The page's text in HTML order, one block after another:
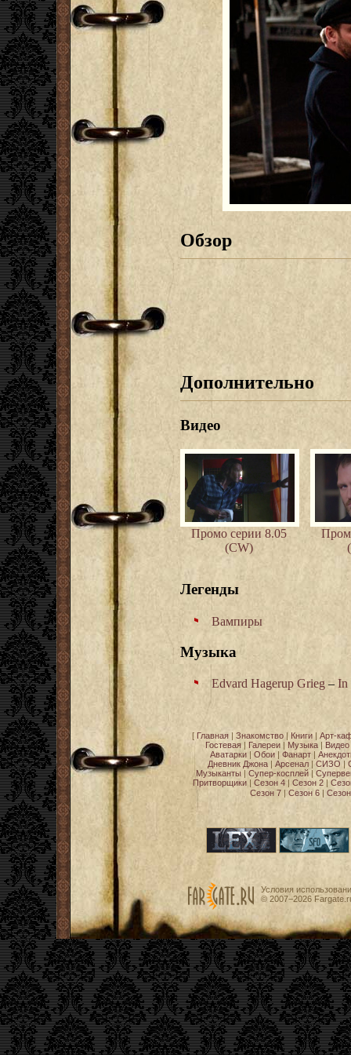
Обзор
Дополнительно
Видео
Промо серии 8.05
(CW)
Легенды
Вампиры
Музыка
Edvard Hagerup Grieg–In
[ Главная| Знакомство| Книги| Арт-
Гостевая
Галереи Музыка Видео
Аватарки
Обои Фанарт
Дневник Джона| Арсенал| СИЗО
Музыканты
Супер-косплей
Притворщики
Сезон 4 Сезон 2
Сезон 7| Сезон 6|
Условия
© 2007−2026